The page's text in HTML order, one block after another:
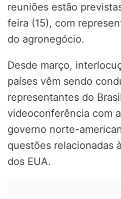
reuniões estão
feira (15), com
do agronegócio.
Desde março,
países vêm sendo
representantes do
videoconferência com
governo norte-
questões relacionadas
dos EUA.